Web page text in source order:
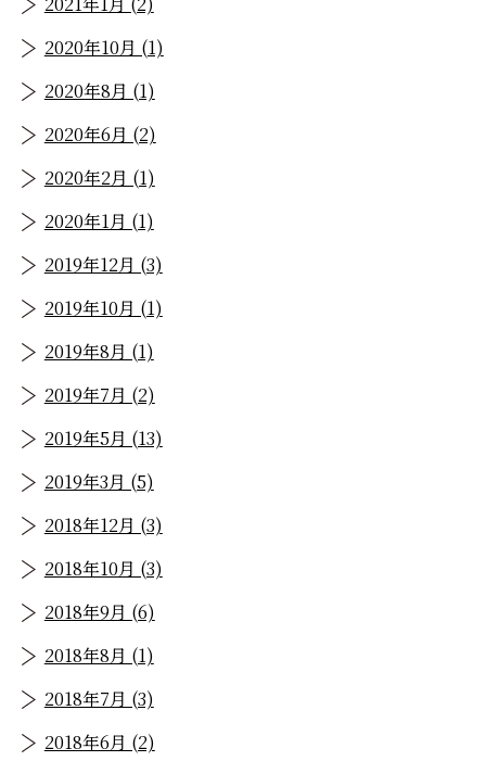
2020年10月 (1)
2020年8月 (1)
2020年6月 (2)
2020年2月 (1)
2020年1月 (1)
2019年12月 (3)
2019年10月 (1)
2019年8月 (1)
2019年7月 (2)
2019年5月 (13)
2019年3月 (5)
2018年12月 (3)
2018年10月 (3)
2018年9月 (6)
2018年8月 (1)
2018年7月 (3)
2018年6月 (2)